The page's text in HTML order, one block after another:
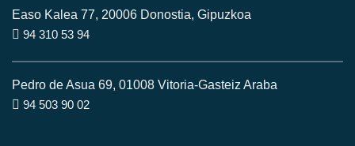
Easo Kalea 77, 20006 Donostia, Gipuzkoa
94 310 53 94
Pedro de Asua 69, 01008 Vitoria-Gasteiz Araba
94 503 90 02